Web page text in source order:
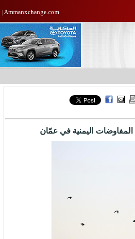
| Ammanxchange.com
اليمنية في عمّان